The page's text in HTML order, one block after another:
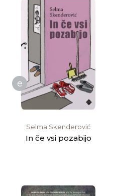
e
Selma Skenderović
In če vsi pozabijo